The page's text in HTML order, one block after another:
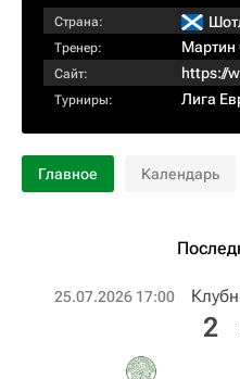
Страна:
Тренер:
Сайт: https://
Турниры: Лига
Главное Календарь
25.07.2026 17:00
2